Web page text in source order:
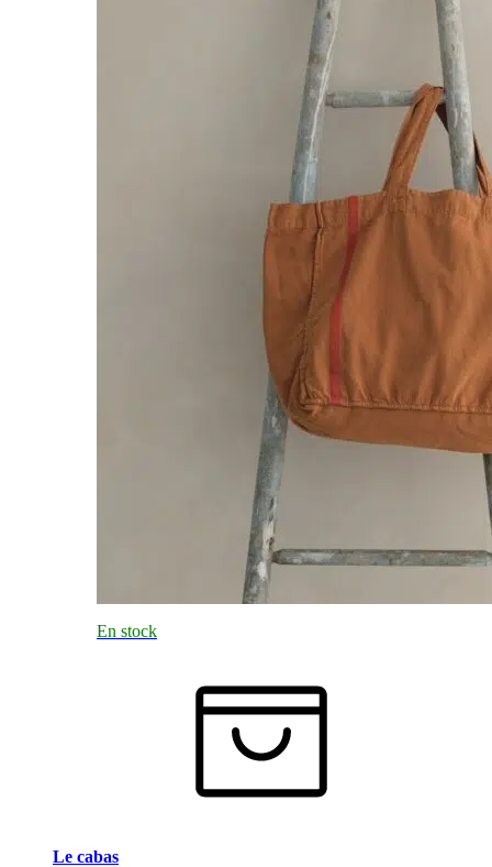
En stock
Le cabas